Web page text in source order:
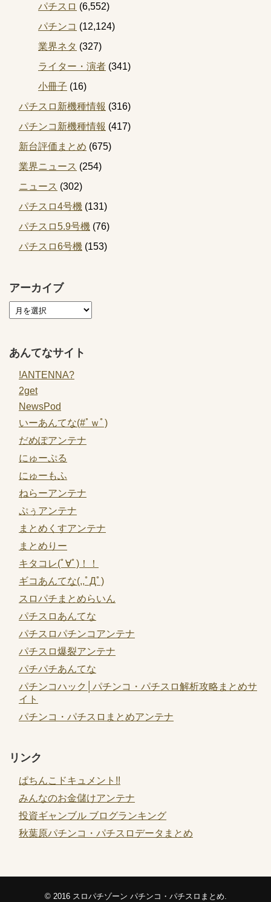
パチスロ (6,552)
パチンコ (12,124)
業界ネタ (327)
ライター・演者 (341)
小冊子 (16)
パチスロ新機種情報 (316)
パチンコ新機種情報 (417)
新台評価まとめ (675)
業界ニュース (254)
ニュース (302)
パチスロ4号機 (131)
パチスロ5.9号機 (76)
パチスロ6号機 (153)
アーカイブ
あんてなサイト
!ANTENNA?
2get
NewsPod
いーあんてな(#ﾟｗﾟ)
だめぽアンテナ
にゅーぷる
にゅーもふ
ねらーアンテナ
ぷぅアンテナ
まとめくすアンテナ
まとめりー
キタコレ(ﾟ∀ﾟ)！！
ギコあんてな(,,ﾟДﾟ)
スロパチまとめらいん
パチスロあんてな
パチスロパチンコアンテナ
パチスロ爆裂アンテナ
パチパチあんてな
パチンコハック│パチンコ・パチスロ解析攻略まとめサ
イト
パチンコ・パチスロまとめアンテナ
リンク
ぱちんこドキュメント!!
みんなのお金儲けアンテナ
投資ギャンブル ブログランキング
秋葉原パチンコ・パチスロデータまとめ
© 2016 スロパチゾーン パチンコ・パチスロまとめ